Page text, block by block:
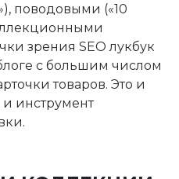
поводовыми («10
зрения SEO лукбук
с большим числом
товаров. Это и
инструмент